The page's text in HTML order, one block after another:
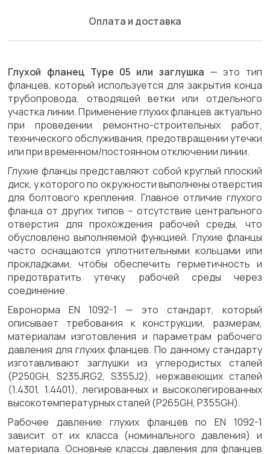
Оплата и доставка
Глухой фланец Type 05 или заглушка — это тип
фланцев, который используется для закрытия конца
трубопровода, отводящей ветки или отдельного
участка линии. Применение глухих фланцев актуально
при проведении ремонтно-строительных работ,
технического обслуживания, предотвращении утечки
или при временном/постоянном отключении линии.
Глухие фланцы представляют собой круглый плоский
диск, у которого по окружности выполнены отверстия
для болтового крепления. Главное отличие глухого
фланца от других типов – отсутствие центрального
отверстия для прохождения рабочей среды, что
обусловлено выполняемой функцией. Глухие фланцы
часто оснащаются уплотнительными кольцами или
прокладками, чтобы обеспечить герметичность и
предотвратить утечку рабочей среды через
соединение.
Евронорма EN 1092-1 — это стандарт, который
описывает требования к конструкции, размерам,
материалам изготовления и параметрам рабочего
давления для глухих фланцев. По данному стандарту
изготавливают заглушки из углеродистых сталей
(P250GH, S235JRG2, S355J2), нержавеющих сталей
(1.4301, 1.4401), легированных и высоколегированных
высокотемпературных сталей (P265GH, P355GH).
Рабочее давление глухих фланцев по EN 1092-1
зависит от их класса (номинального давления) и
материала. Основные классы давления для фланцев